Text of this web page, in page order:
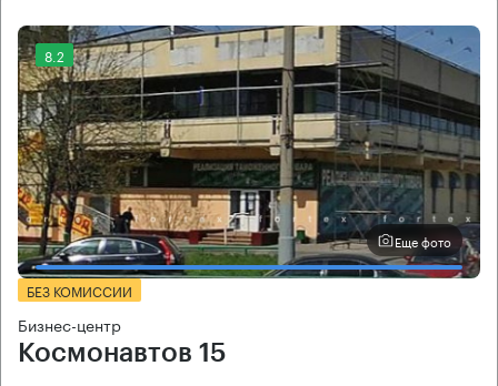
8.2
Еще фото
БЕЗ КОМИССИИ
Бизнес-центр
Космонавтов 15